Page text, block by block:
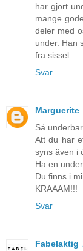
har gjort
mange
deler med
under. Han
fra sissel
Svar
Marguerite
Så
Att du har
syns även i
Ha en
Du finns i
KRAAAM!!!
Svar
Fabelaktig